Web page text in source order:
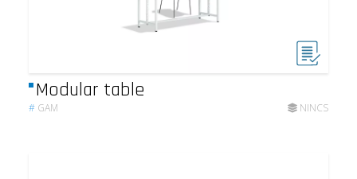
Modular table
# GAM NINCS